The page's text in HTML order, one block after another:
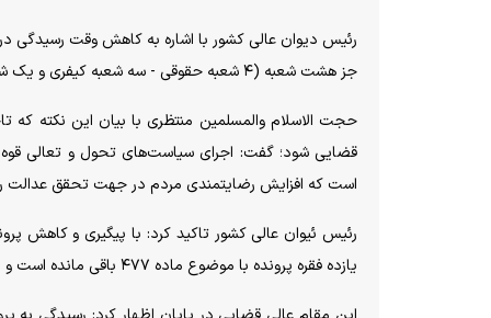
جز هشت شعبه (۴ شعبه حقوقی - سه شعبه کیفری و یک شعبه خانواده) وقت رسیدگی آنان یا به روز است و یا یک ماه تا چهار ماه است.
حجت الاسلام والمسلمین منتظری با بیان این نکته
قضایی شود؛ گفت: اجرای سیاست‌های تحول و تعالی قوه
است که افزایش رضایتمندی مردم در جهت تحقق عدالت را
یازده فقره پرونده با موضوع ماده ۴۷۷ باقی مانده است و از سال ۱۴۰۳ نیز ۱۴۴ فقره که تا پایان خرداد رسیدگی و مختومه می‌شوند.